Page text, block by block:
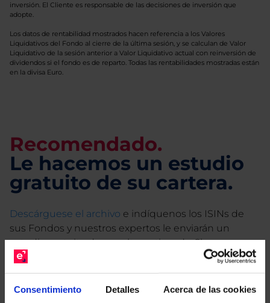
Consentimiento Detalles Acerca de las cookies
inversión. El Cliente es responsable de las decisiones de inversión que
adopte.
Los datos de rentabilidad mostrados hacen referencia a los Valores
Liquidativos del Fondo al cierre de la última sesión, y se calculan de Valor
Liquidativo de la sesión anterior a Valor Liquidativo actual con reinversión de
dividendos si el fondo es de reparto. Todas las rentabilidades mostradas están
en la divisa Euro.
Recomendado.
Le hacemos un estudio
gratuito de su cartera.
Descárguese el archivo e indíquenos los ISINs de
sus Fondos y nuestros expertos le enviarán un
estudio gratuito de sus alternativas de Clases
Limpias con las que podrá ahorrar en sus costes.